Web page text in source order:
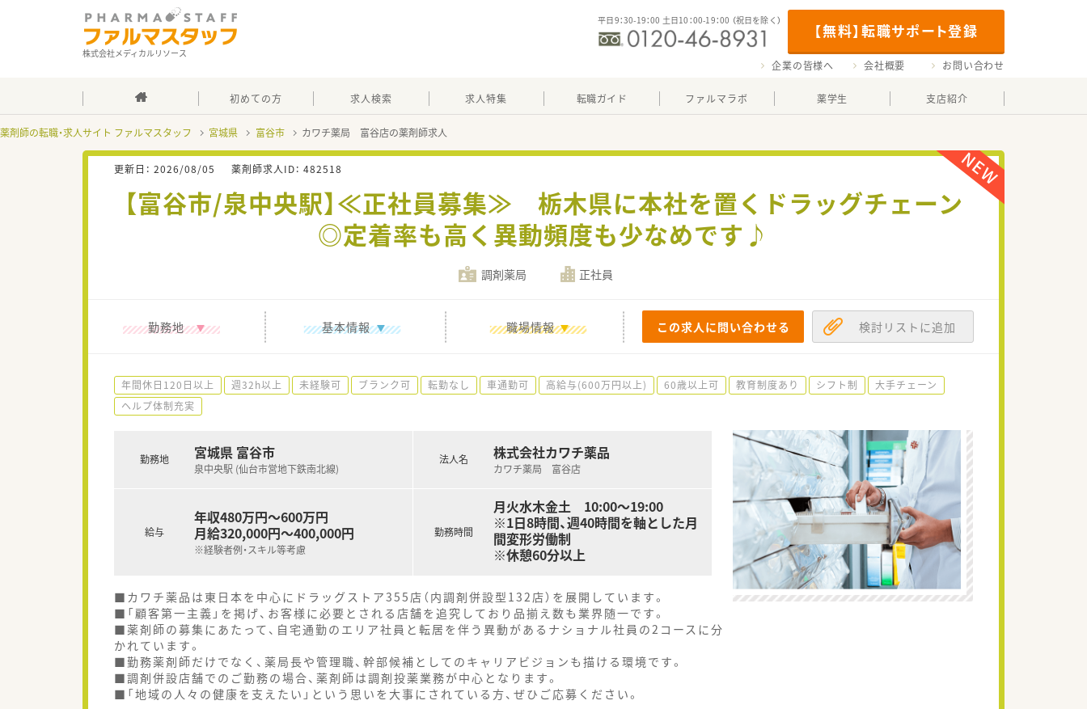
株式会社メディカルリソース
【無料】転職サポート登録
平日9：30-19：00 土日10：00-19：00 （祝日を除く）
企業の皆様へ 会社概要 お問い合わせ
初めての方 求人検索 求人特集 転職ガイド ファルマラボ 薬学生 支店紹介
薬剤師の転職・求人サイト ファルマスタッフ 宮城県 富谷市 カワチ薬局 富谷店の薬剤師求人
更新日： 2026/08/05 薬剤師求人ID： 482518
【富谷市/泉中央駅】≪正社員募集≫ 栃木県に本社を置くドラッグチェーン
◎定着率も高く異動頻度も少なめです♪
調剤薬局 正社員
勤務地 基本情報 職場情報 この求人に問い合わせる 検討リストに追加
年間休日120日以上 週32h以上 未経験可 ブランク可 転勤なし 車通勤可 高給与(600万円以上) 60歳以上可 教育制度あり シフト制
大手チェーン
ヘルプ体制充実
勤務地 宮城県 富谷市
泉中央駅 (仙台市営地下鉄南北線)
給与
年収480万円～600万円
月給320,000円～400,000円
※経験者例・スキル等考慮
法人名 株式会社カワチ薬品
カワチ薬局 富谷店
勤務時間
月火水木金土 10:00～19:00
※1日8時間、週40時間を軸とした月
間変形労働制
※休憩60分以上
■カワチ薬品は東日本を中心にドラッグストア355店（内調剤併設型132店）を展開しています。
■「顧客第一主義」を掲げ、お客様に必要とされる店舗を追究しており品揃え数も業界随一です。
■薬剤師の募集にあたって、自宅通勤のエリア社員と転居を伴う異動があるナショナル社員の2コースに分
かれています。
■勤務薬剤師だけでなく、薬局長や管理職、幹部候補としてのキャリアビジョンも描ける環境です。
■調剤併設店舗でのご勤務の場合、薬剤師は調剤投薬業務が中心となります。
■「地域の人々の健康を支えたい」という思いを大事にされている方、ぜひご応募ください。